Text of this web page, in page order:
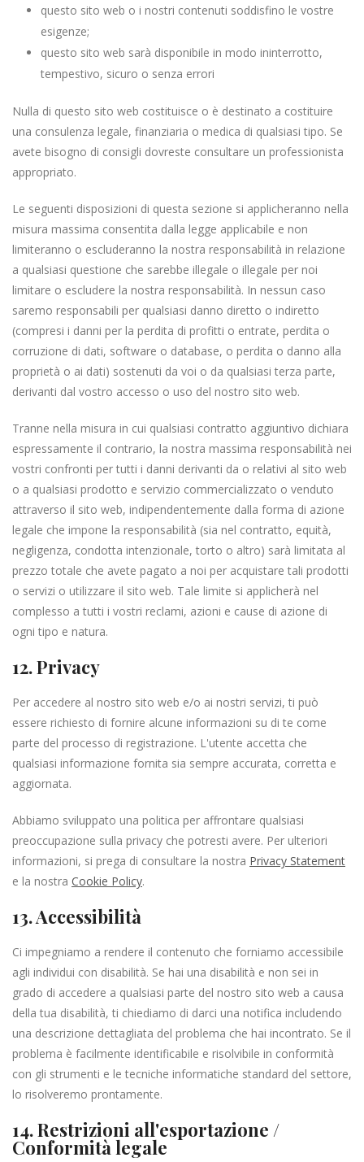
questo sito web o i nostri contenuti soddisfino le vostre
esigenze;
questo sito web sarà disponibile in modo ininterrotto,
tempestivo, sicuro o senza errori
Nulla di questo sito web costituisce o è destinato a costituire
una consulenza legale, finanziaria o medica di qualsiasi tipo. Se
avete bisogno di consigli dovreste consultare un professionista
appropriato.
Le seguenti disposizioni di questa sezione si applicheranno nella
misura massima consentita dalla legge applicabile e non
limiteranno o escluderanno la nostra responsabilità in relazione
a qualsiasi questione che sarebbe illegale o illegale per noi
limitare o escludere la nostra responsabilità. In nessun caso
saremo responsabili per qualsiasi danno diretto o indiretto
(compresi i danni per la perdita di profitti o entrate, perdita o
corruzione di dati, software o database, o perdita o danno alla
proprietà o ai dati) sostenuti da voi o da qualsiasi terza parte,
derivanti dal vostro accesso o uso del nostro sito web.
Tranne nella misura in cui qualsiasi contratto aggiuntivo dichiara
espressamente il contrario, la nostra massima responsabilità nei
vostri confronti per tutti i danni derivanti da o relativi al sito web
o a qualsiasi prodotto e servizio commercializzato o venduto
attraverso il sito web, indipendentemente dalla forma di azione
legale che impone la responsabilità (sia nel contratto, equità,
negligenza, condotta intenzionale, torto o altro) sarà limitata al
prezzo totale che avete pagato a noi per acquistare tali prodotti
o servizi o utilizzare il sito web. Tale limite si applicherà nel
complesso a tutti i vostri reclami, azioni e cause di azione di
ogni tipo e natura.
12. Privacy
Per accedere al nostro sito web e/o ai nostri servizi, ti può
essere richiesto di fornire alcune informazioni su di te come
parte del processo di registrazione. L'utente accetta che
qualsiasi informazione fornita sia sempre accurata, corretta e
aggiornata.
Abbiamo sviluppato una politica per affrontare qualsiasi
preoccupazione sulla privacy che potresti avere. Per ulteriori
informazioni, si prega di consultare la nostra Privacy Statement
e la nostra Cookie Policy.
13. Accessibilità
Ci impegniamo a rendere il contenuto che forniamo accessibile
agli individui con disabilità. Se hai una disabilità e non sei in
grado di accedere a qualsiasi parte del nostro sito web a causa
della tua disabilità, ti chiediamo di darci una notifica includendo
una descrizione dettagliata del problema che hai incontrato. Se il
problema è facilmente identificabile e risolvibile in conformità
con gli strumenti e le tecniche informatiche standard del settore,
lo risolveremo prontamente.
14. Restrizioni all'esportazione /
Conformità legale